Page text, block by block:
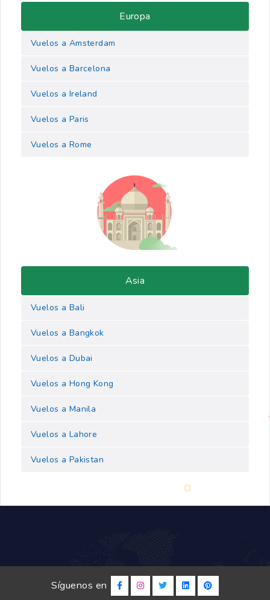
Europa
Vuelos a Amsterdam
Vuelos a Barcelona
Vuelos a Ireland
Vuelos a Paris
Vuelos a Rome
Asia
Vuelos a Bali
Vuelos a Bangkok
Vuelos a Dubai
Vuelos a Hong Kong
Vuelos a Manila
Vuelos a Lahore
Vuelos a Pakistan
Síguenos en